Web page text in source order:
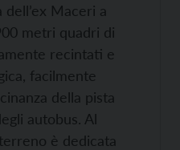
dell’ex Maceri a
metri quadri di
recintati e
facilmente
della pista
autobus. Al
è dedicata